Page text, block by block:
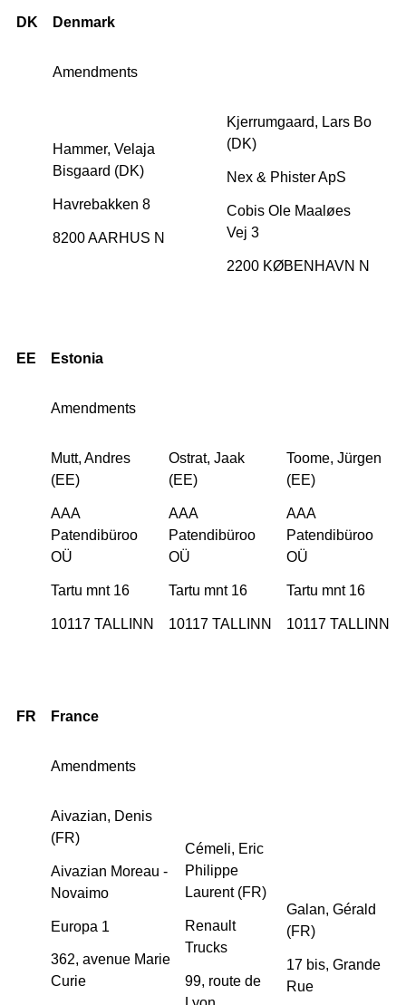
DK Denmark
Amendments
Hammer, Velaja
Bisgaard (DK)
Havrebakken 8
8200 AARHUS N
Kjerrumgaard, Lars Bo
(DK)
Nex & Phister ApS
Cobis Ole Maaløes
Vej 3
2200 KØBENHAVN N
EE Estonia
Amendments
Mutt, Andres
(EE)
AAA
Patendibüroo
OÜ
Tartu mnt 16
10117 TALLINN
Ostrat, Jaak
(EE)
AAA
Patendibüroo
OÜ
Tartu mnt 16
10117 TALLINN
Toome, Jürgen
(EE)
AAA
Patendibüroo
OÜ
Tartu mnt 16
10117 TALLINN
FR France
Amendments
Aivazian, Denis
(FR)
Aivazian Moreau -
Novaimo
Europa 1
362, avenue Marie
Curie
Cémeli, Eric
Philippe
Laurent (FR)
Renault
Trucks
99, route de
Galan, Gérald
(FR)
17 bis, Grande
Rue